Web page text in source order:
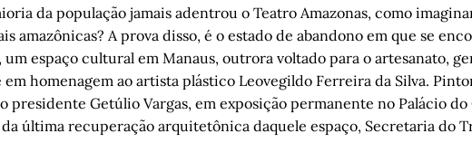
da população jamais adentrou o Teatro Amazonas, como
amazônicas? A prova disso, é o estado de abandono em que se
espaço cultural em Manaus, outrora voltado para o artesanato,
homenagem ao artista plástico Leovegildo Ferreira da Silva.
Getúlio Vargas, em exposição permanente no Palácio do
última recuperação arquitetônica daquele espaço, Secretaria do